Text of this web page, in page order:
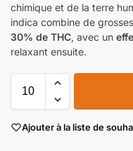
chimique et de la terre
indica combine de
30% de THC, avec un
relaxant ensuite.
Ajouter à la liste de